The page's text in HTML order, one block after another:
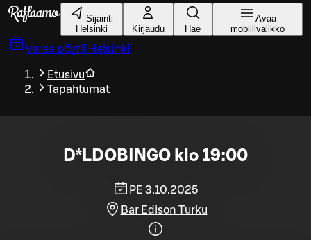
Siirry pääsisältöön
Sijainti
Helsinki
Kirjaudu Hae
Avaa
mobiilivalikko
Varaa pöytä Helsinki
Etusivu
Tapahtumat
D*LDOBINGO klo 19:00
PE 3.10.2025
Bar Edison Turku